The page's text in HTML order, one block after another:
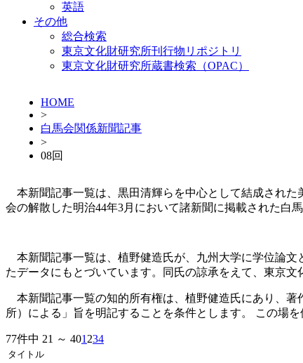
英語
その他
総合検索
東京文化財研究所刊行物リポジトリ
東京文化財研究所蔵書検索（OPAC）
HOME
>
白馬会関係新聞記事
>
08回
本新聞記事一覧は、黒田清輝らを中心として結成された
会の解散した明治44年3月において諸新聞に掲載された白
本新聞記事一覧は、植野健造氏が、九州大学に学位論文
たデータにもとづいています。同氏の諒承をえて、東京
本新聞記事一覧の知的所有権は、植野健造氏にあり、著
所）による」旨を明記することを条件とします。 この場
77件中 21 ～ 401 234
タイトル